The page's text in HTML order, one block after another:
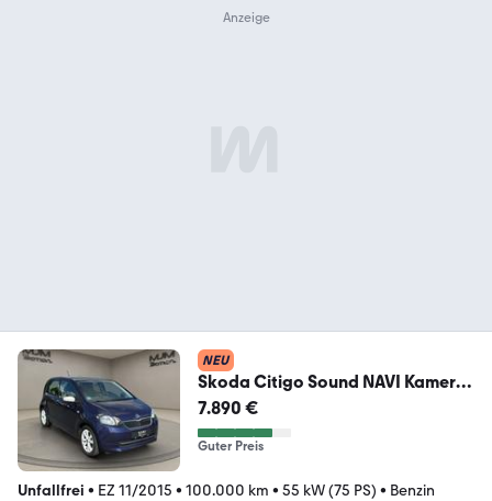
NEU
Skoda Citigo Sound NAVI Kamera
2.Hand Klima Garantie
7.890 €
Guter Preis
Unfallfrei • EZ 11/2015 • 100.000 km • 55 kW (75 PS) • Benzin